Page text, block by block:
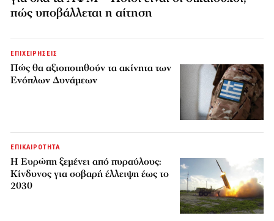
πώς υποβάλλεται η αίτηση
ΕΠΙΧΕΙΡΗΣΕΙΣ
Πώς θα αξιοποιηθούν τα ακίνητα των
Ενόπλων Δυνάμεων
ΕΠΙΚΑΙΡΟΤΗΤΑ
H Ευρώπη ξεμένει από πυραύλους:
Κίνδυνος για σοβαρή έλλειψη έως το
2030